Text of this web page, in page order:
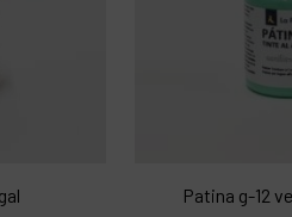
Patina g-12